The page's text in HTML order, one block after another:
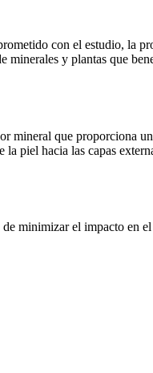
con el estudio, la
y plantas que
mineral que proporciona
piel hacia las capas
minimizar el impacto en